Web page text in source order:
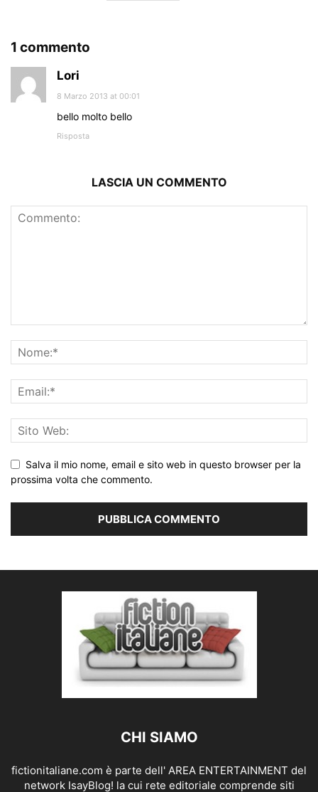
1 commento
Lori
8 Marzo 2013 at 00:01
bello molto bello
Risposta
LASCIA UN COMMENTO
Salva il mio nome, email e sito web in questo browser per la
prossima volta che commento.
CHI SIAMO
fictionitaliane.com è parte dell' AREA ENTERTAINMENT del
network IsayBlog! la cui rete editoriale comprende siti